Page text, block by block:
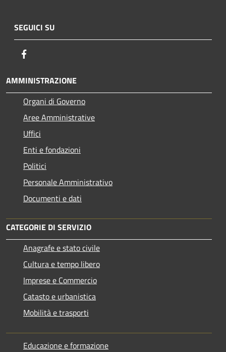
SEGUICI SU
AMMINISTRAZIONE
Organi di Governo
Aree Amministrative
Uffici
Enti e fondazioni
Politici
Personale Amministrativo
Documenti e dati
CATEGORIE DI SERVIZIO
Anagrafe e stato civile
Cultura e tempo libero
Imprese e Commercio
Catasto e urbanistica
Mobilità e trasporti
Educazione e formazione